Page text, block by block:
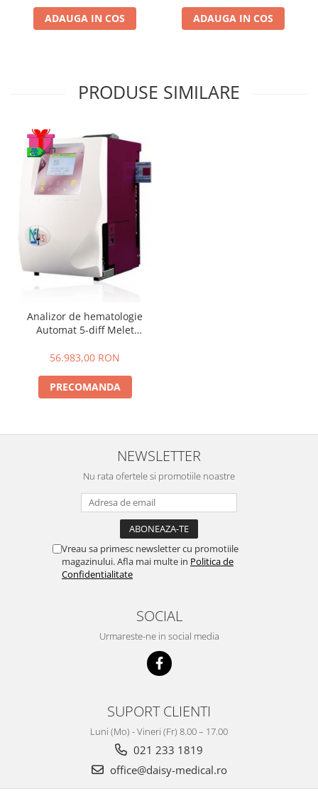
ADAUGA IN COS ADAUGA IN COS
PRODUSE SIMILARE
Analizor de hematologie
Automat 5-diff Melet
56.983,00 RON
PRECOMANDA
NEWSLETTER
Nu rata ofertele si promotiile noastre
Vreau sa primesc newsletter cu promotiile
magazinului. Afla mai multe in Politica de
Confidentialitate
SOCIAL
Urmareste-ne in social media
SUPORT CLIENTI
Luni (Mo) - Vineri (Fr) 8.00 – 17.00
021 233 1819
office@daisy-medical.ro